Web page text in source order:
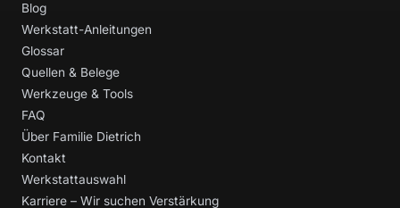
Blog
Werkstatt-Anleitungen
Glossar
Quellen & Belege
Werkzeuge & Tools
FAQ
Über Familie Dietrich
Kontakt
Werkstattauswahl
Karriere – Wir suchen Verstärkung